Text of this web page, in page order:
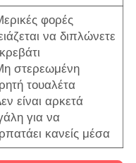
φορές
να διπλώνετε
στερεωμένη
τουαλέτα
είναι αρκετά
για να
κανείς μέσα